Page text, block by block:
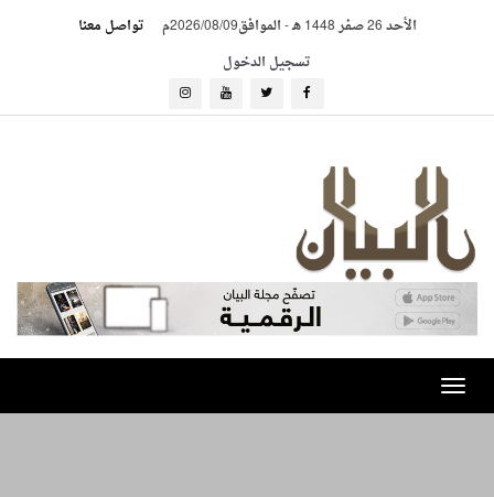
الأحد 26 صفر 1448 هـ -الموافق2026/08/09م
تواصل معنا
تسجيل الدخول
Toggle
navigation